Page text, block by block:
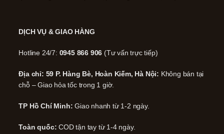
DỊCH VỤ & GIAO HÀNG
Hotline 24/7: 0945 866 906 (Tư vấn trực tiếp)
Địa chỉ: 59 P. Hàng Bè, Hoàn Kiếm, Hà Nội: Không bán tại
chỗ – Giao hỏa tốc trong 1 giờ.
TP Hồ Chí Minh: Giao nhanh từ 1-2 ngày.
Toàn quốc: COD tận tay từ 1-4 ngày.